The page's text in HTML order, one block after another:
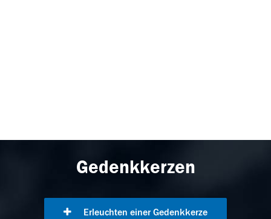
Gedenkkerzen
Erleuchten einer Gedenkkerze